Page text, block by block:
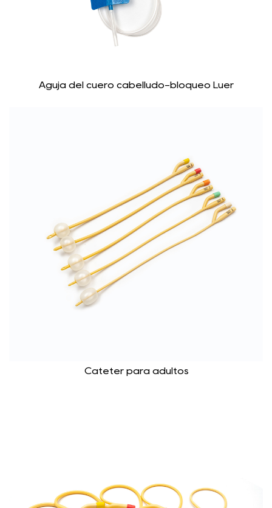
Aguja del cuero cabelludo-bloqueo Luer
Catéter para adultos